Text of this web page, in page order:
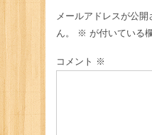
メールアドレスが公
ん。
※ が付いている
コメント ※